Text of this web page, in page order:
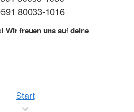
80033-1016
Wir freuen uns auf deine
Start